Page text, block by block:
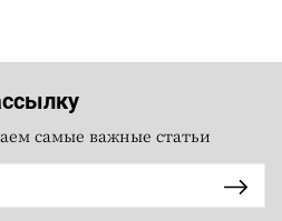
самые важные статьи